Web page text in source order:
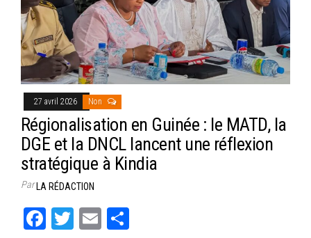
27 avril 2026 Non
Régionalisation en Guinée : le MATD, la
DGE et la DNCL lancent une réflexion
stratégique à Kindia
ParLA RÉDACTION
Fa
T
E